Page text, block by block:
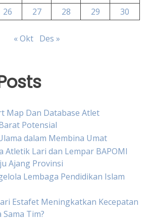
26 27 28 29 30
« Okt Des »
Map Dan Database Atlet
Potensial
dalam Membina Umat
Atletik Lari dan Lempar BAPOMI
Ajang Provinsi
Lembaga Pendidikan Islam
Estafet Meningkatkan Kecepatan
Tim?